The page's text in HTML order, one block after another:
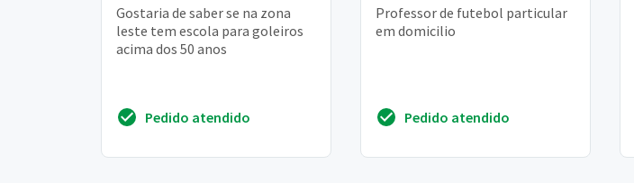
Gostaria de saber se na zona
leste tem escola para goleiros
acima dos 50 anos
Pedido atendido
Professor de futebol particular
em domicilio
Pedido atendido